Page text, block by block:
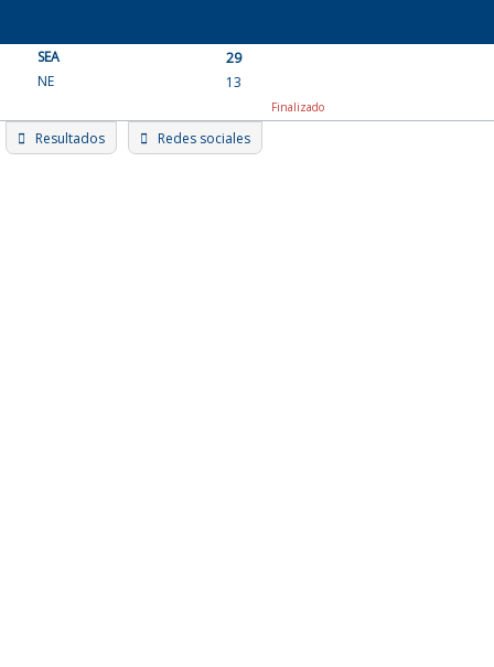
content
SEA
29
NE
13
Finalizado
Resultados Redes sociales